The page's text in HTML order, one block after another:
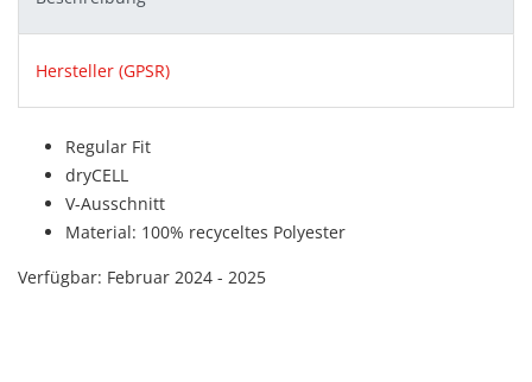
Hersteller (GPSR)
Regular Fit
dryCELL
V-Ausschnitt
Material: 100% recyceltes Polyester
Verfügbar: Februar 2024 - 2025